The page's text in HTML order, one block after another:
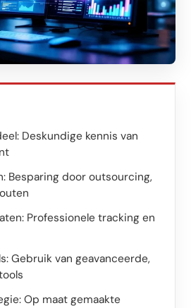
Deskundige kennis van
Besparing door outsourcing,
Professionele tracking en
Gebruik van geavanceerde,
Op maat gemaakte